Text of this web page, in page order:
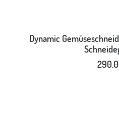
IN DEN
Dynamic